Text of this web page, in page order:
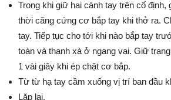
Trong khi giữ hai cánh tay trên cố định,
thời căng cứng cơ bắp tay khi thở ra.
tay. Tiếp tục cho tới khi nào bắp tay
toàn và thanh xà ở ngang vai. Giữ
1 vài giây khi ép chặt cơ bắp.
Từ từ hạ tay cầm xuống vị trí ban đầu
Lặp lại.